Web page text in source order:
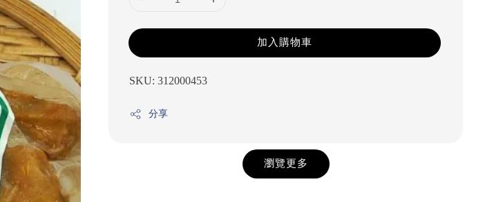
加入購物車
SKU: 312000453
分享
瀏覽更多